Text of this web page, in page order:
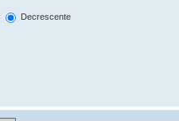
Decrescente